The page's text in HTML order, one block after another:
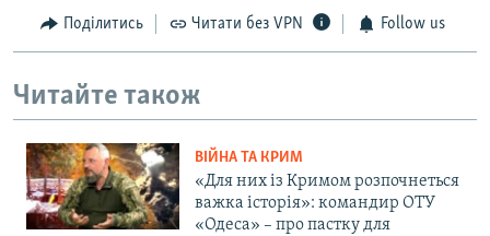
Поділитись Читати без VPN Follow us
Читайте також
ВІЙНА ТА КРИМ
«Для них із Кримом розпочнеться
важка історія»: командир ОТУ
«Одеса» – про пастку для